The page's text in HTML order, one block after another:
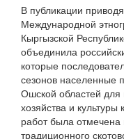
В публикации
Международной
Кыргызской
объединила
которые
сезонов населенные
Ошской областей для
хозяйства и
работ была отмечена
традиционного